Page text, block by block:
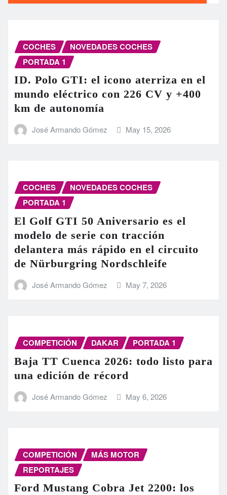
COCHES
NOVEDADES COCHES
PORTADA 1
ID. Polo GTI: el icono aterriza en el
mundo eléctrico con 226 CV y +400
km de autonomía
José Armando Gómez May 15, 2026
COCHES
NOVEDADES COCHES
PORTADA 1
El Golf GTI 50 Aniversario es el
modelo de serie con tracción
delantera más rápido en el circuito
de Nürburgring Nordschleife
José Armando Gómez May 7, 2026
COMPETICIÓN DAKAR PORTADA 1
Baja TT Cuenca 2026: todo listo para
una edición de récord
José Armando Gómez May 6, 2026
COMPETICIÓN
MÁS MOTOR
REPORTAJES
Ford Mustang Cobra Jet 2200: los